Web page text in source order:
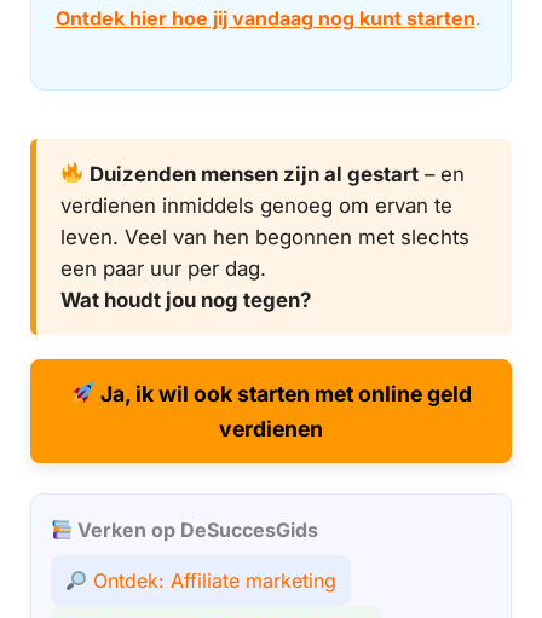
Ontdek hier hoe jij vandaag nog kunt starten.
Duizenden mensen zijn al gestart– en
verdienen inmiddels genoeg om ervan te
leven. Veel van hen begonnen met slechts
een paar uur per dag.
Wat houdt jou nog tegen?
Ja, ik wil ook starten met online geld
verdienen
Verken op DeSuccesGids
Ontdek: Affiliate marketing